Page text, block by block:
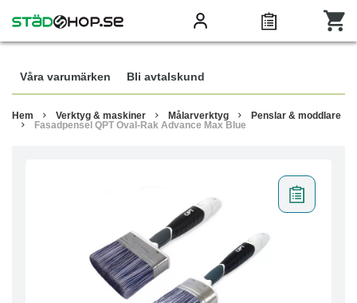
Våra varumärken Bli avtalskund
Hem Verktyg & maskiner Målarverktyg
Penslar & moddlare
Fasadpensel QPT Oval-Rak Advance Max Blue